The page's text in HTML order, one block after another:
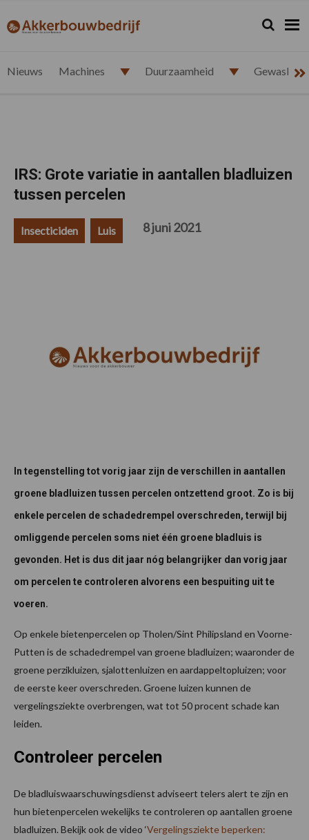
de
de
de
de
akkerbouwbedrijf.nl Zoeken...
Zoek
Nieuws Machines Duurzaamheid
IRS: Grote variatie in aantallen bladluizen
tussen percelen
Insecticiden Luis 8 juni 2021
In tegenstelling tot vorig jaar zijn de verschillen in aantallen
groene bladluizen tussen percelen ontzettend groot. Zo is bij
enkele percelen de schadedrempel overschreden, terwijl bij
omliggende percelen soms niet één groene bladluis is
gevonden. Het is dus dit jaar nóg belangrijker dan vorig jaar
om percelen te controleren alvorens een bespuiting uit te
voeren.
Op enkele bietenpercelen op Tholen/Sint Philipsland en Voorne-
Putten is de schadedrempel van groene bladluizen; waaronder de
groene perzikluizen, sjalottenluizen en aardappeltopluizen; voor
de eerste keer overschreden. Groene luizen kunnen de
vergelingsziekte overbrengen, wat tot 50 procent schade kan
leiden.
Controleer percelen
De bladluiswaarschuwingsdienst adviseert telers alert te zijn en
hun bietenpercelen wekelijks te controleren op aantallen groene
bladluizen. Bekijk ook de video ‘Vergelingsziekte beperken: